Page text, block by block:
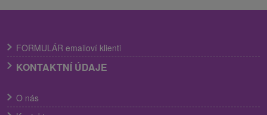
FORMULÁR emailoví klienti
KONTAKTNÍ ÚDAJE
O nás